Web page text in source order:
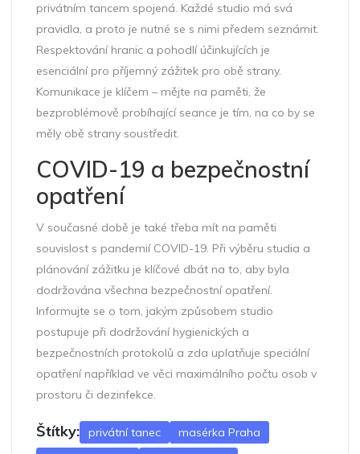
privátním tancem spojená. Každé studio má svá
pravidla, a proto je nutné se s nimi předem seznámit.
Respektování hranic a pohodlí účinkujících je
esenciální pro příjemný zážitek pro obě strany.
Komunikace je klíčem – mějte na paměti, že
bezproblémově probíhající seance je tím, na co by se
měly obě strany soustředit.
COVID-19 a bezpečnostní
opatření
V současné době je také třeba mít na paměti
souvislost s pandemií COVID-19. Při výběru studia a
plánování zážitku je klíčové dbát na to, aby byla
dodržována všechna bezpečnostní opatření.
Informujte se o tom, jakým způsobem studio
postupuje při dodržování hygienických a
bezpečnostních protokolů a zda uplatňuje speciální
opatření například ve věci maximálního počtu osob v
prostoru či dezinfekce.
Štítky: privátní tanec
masérka Praha